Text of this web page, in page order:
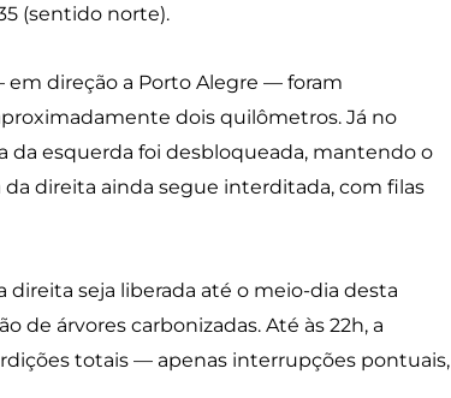
(sentido norte).
em direção a Porto Alegre — foram
dois quilômetros. Já no
da esquerda foi desbloqueada, mantendo o
direita ainda segue interditada, com filas
direita seja liberada até o meio-dia desta
de árvores carbonizadas. Até às 22h, a
totais — apenas interrupções pontuais,